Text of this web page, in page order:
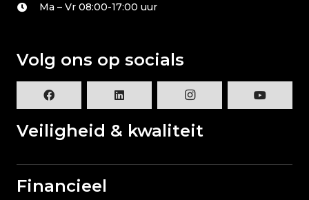
Ma – Vr 08:00-17:00 uur
Volg ons op socials
Veiligheid & kwaliteit
Financieel